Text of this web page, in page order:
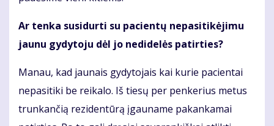
Ar tenka susidurti su pacientų nepasitikėjimu
jaunu gydytoju dėl jo nedidelės patirties?
Manau, kad jaunais gydytojais kai kurie pacientai
nepasitiki be reikalo. Iš tiesų per penkerius metus
trunkančią rezidentūrą įgauname pakankamai